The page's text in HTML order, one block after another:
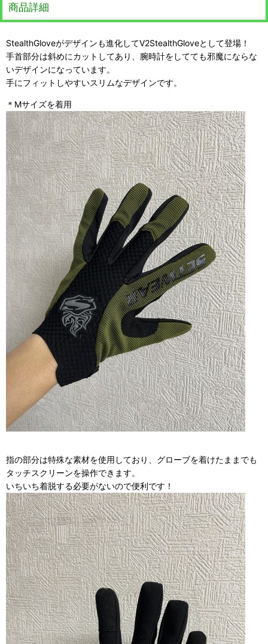
商品詳細
StealthGloveがデザインも進化してV2StealthGloveとして登場！
手首部分は斜めにカットしてあり、腕時計をしてても邪魔にならな
いデザインになっています。
手にフィットしやすいスリムなデザインです。
＊Mサイズを着用
指の部分は特殊な素材を使用しており、グローブを着けたままでも
タッチスクリーンを操作できます。
いちいち着脱する必要がないので便利です！